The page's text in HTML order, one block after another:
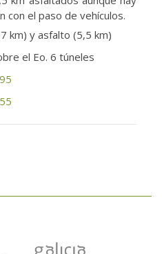
con el paso de vehículos.
km) y asfalto (5,5 km)
el Eo. 6 túneles